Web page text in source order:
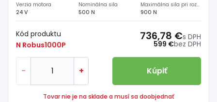
Verzia motora
24 V
Nominálna sila
500 N
Maximálna sila pri rozbehu
900 N
Kód produktu
N Robus1000P
599 €bez DPH
736,78 €s DPH
- + Kúpiť
Tovar nie je na sklade a musí sa doobjednať